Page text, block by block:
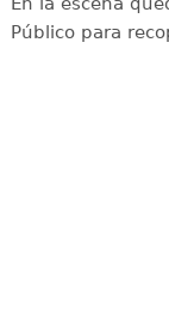
Público para